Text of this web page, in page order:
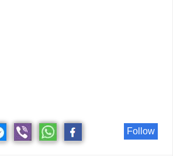
Follow